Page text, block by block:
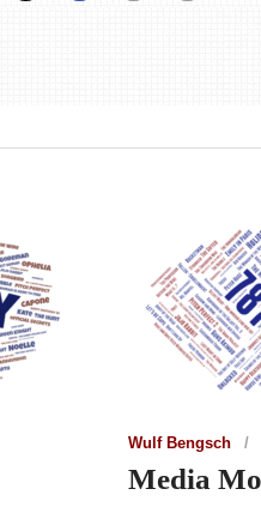
Wulf Bengsch
Media